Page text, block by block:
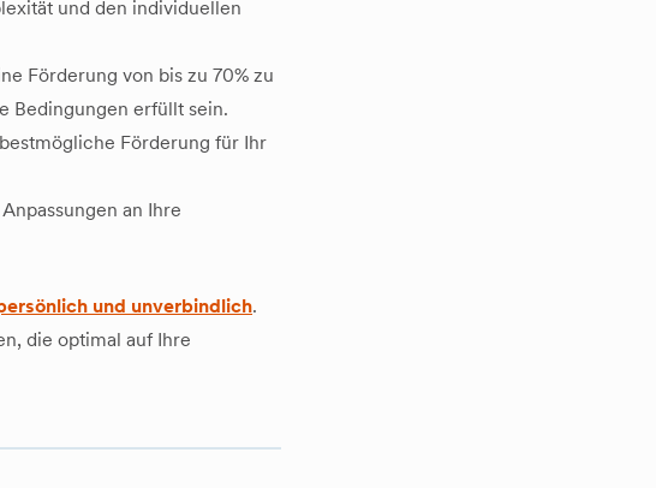
und den individuellen
Förderung von bis zu 70% zu
Bedingungen erfüllt sein.
Förderung für Ihr
an Ihre
und unverbindlich.
die optimal auf Ihre